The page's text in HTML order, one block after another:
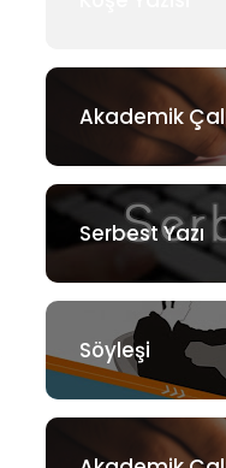
Akademik
Serbest Yazı
Söyleşi